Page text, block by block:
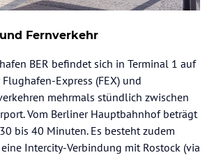
Fernverkehr
BER befindet sich in Terminal 1 auf
Flughafen-Express (FEX) und
mehrmals stündlich zwischen
Vom Berliner Hauptbahnhof beträgt
bis 40 Minuten. Es besteht zudem
Intercity-Verbindung mit Rostock (via